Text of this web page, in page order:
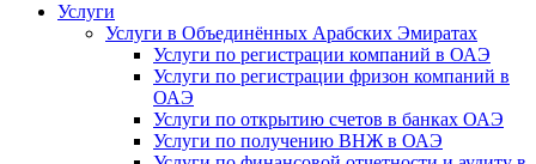
Услуги
Услуги в Объединённых Арабских Эмиратах
Услуги по регистрации компаний в ОАЭ
Услуги по регистрации фризон компаний в
ОАЭ
Услуги по открытию счетов в банках ОАЭ
Услуги по получению ВНЖ в ОАЭ